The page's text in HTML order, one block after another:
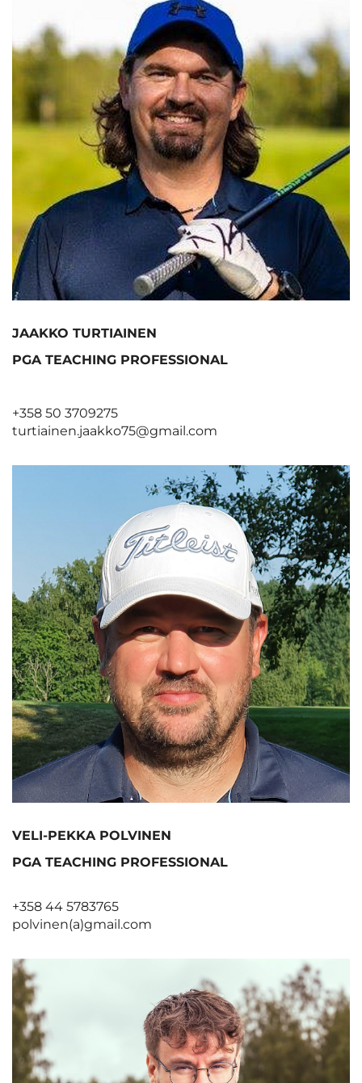
JAAKKO TURTIAINEN
PGA TEACHING PROFESSIONAL
+358 50 3709275
turtiainen.jaakko75@gmail.com
VELI-PEKKA POLVINEN
PGA TEACHING PROFESSIONAL
+358 44 5783765
polvinen(a)gmail.com